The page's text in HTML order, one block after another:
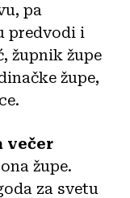
pa
predvodi i
župnik župe
župe,
večer
župe.
za svetu